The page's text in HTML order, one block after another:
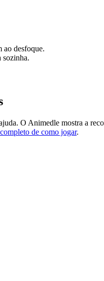
ao desfoque.
sozinha.
O Animedle mostra a
de como jogar.